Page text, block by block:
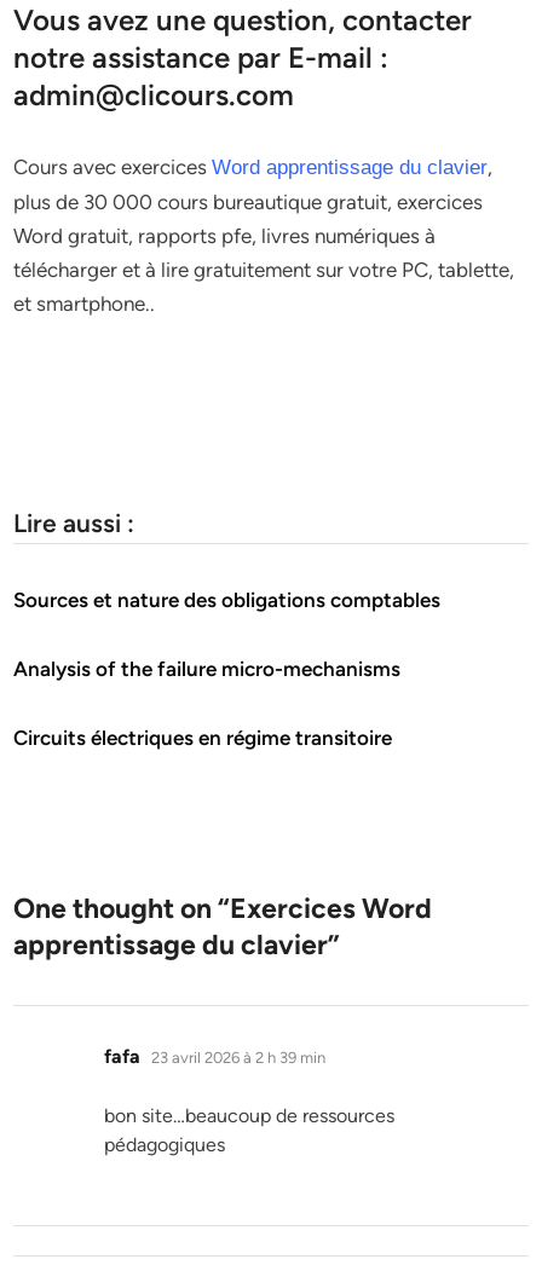
Vous avez une question, contacter
notre assistance par E-mail :
admin@clicours.com
Cours avec exercicesWord apprentissage du clavier,
plus de 30 000 cours bureautique gratuit, exercices
Word gratuit, rapports pfe, livres numériques à
télécharger et à lire gratuitement sur votre PC, tablette,
et smartphone..
Lire aussi :
Sources et nature des obligations comptables
Analysis of the failure micro-mechanisms
Circuits électriques en régime transitoire
One thought on “Exercices Word
apprentissage du clavier”
fafa dit :
23 avril 2026 à 2 h 39 min
bon site…beaucoup de ressources
pédagogiques